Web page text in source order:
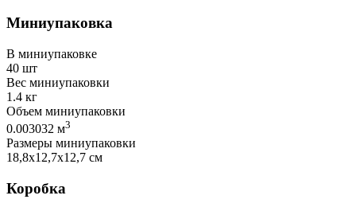
Миниупаковка
В миниупаковке
40 шт
Вес миниупаковки
1.4 кг
Объем миниупаковки
0.003032 м3
Размеры миниупаковки
18,8х12,7х12,7 см
Коробка